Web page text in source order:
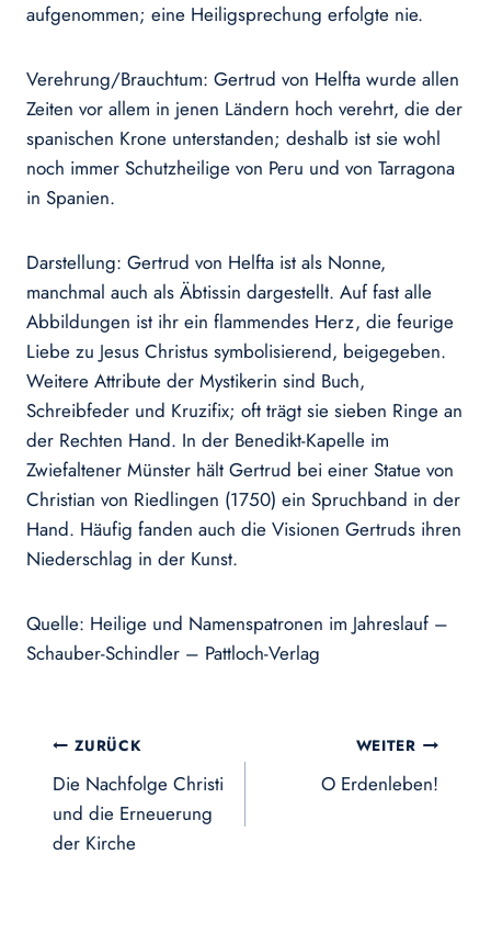
aufgenommen; eine Heiligsprechung erfolgte nie.
Verehrung/Brauchtum: Gertrud von Helfta wurde allen
Zeiten vor allem in jenen Ländern hoch verehrt, die der
spanischen Krone unterstanden; deshalb ist sie wohl
noch immer Schutzheilige von Peru und von Tarragona
in Spanien.
Darstellung: Gertrud von Helfta ist als Nonne,
manchmal auch als Äbtissin dargestellt. Auf fast alle
Abbildungen ist ihr ein flammendes Herz, die feurige
Liebe zu Jesus Christus symbolisierend, beigegeben.
Weitere Attribute der Mystikerin sind Buch,
Schreibfeder und Kruzifix; oft trägt sie sieben Ringe an
der Rechten Hand. In der Benedikt-Kapelle im
Zwiefaltener Münster hält Gertrud bei einer Statue von
Christian von Riedlingen (1750) ein Spruchband in der
Hand. Häufig fanden auch die Visionen Gertruds ihren
Niederschlag in der Kunst.
Quelle: Heilige und Namenspatronen im Jahreslauf –
Schauber-Schindler – Pattloch-Verlag
Beitragsnavigation
ZURÜCK
Die Nachfolge Christi
und die Erneuerung
der Kirche
WEITER
O Erdenleben!